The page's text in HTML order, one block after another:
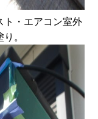
ト・エアコン室外
。